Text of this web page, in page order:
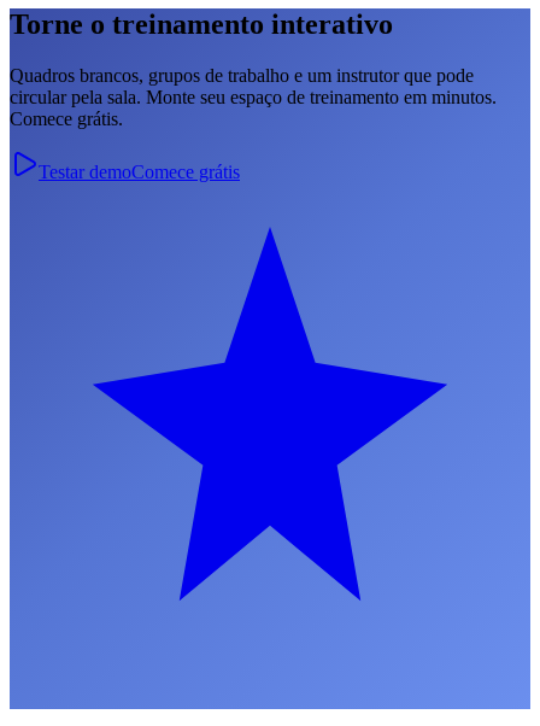
Torne o treinamento interativo
Quadros brancos, grupos de trabalho e um instrutor que pode
circular pela sala. Monte seu espaço de treinamento em minutos.
Comece grátis.
Testar demoComece grátis